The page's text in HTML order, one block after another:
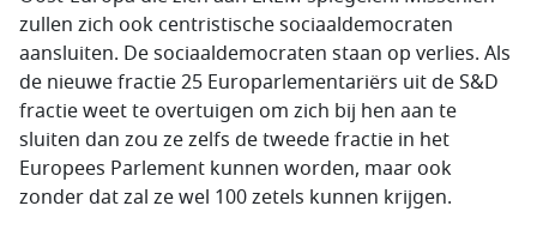
zullen zich ook centristische sociaaldemocraten
aansluiten. De sociaaldemocraten staan op verlies. Als
de nieuwe fractie 25 Europarlementariërs uit de S&D
fractie weet te overtuigen om zich bij hen aan te
sluiten dan zou ze zelfs de tweede fractie in het
Europees Parlement kunnen worden, maar ook
zonder dat zal ze wel 100 zetels kunnen krijgen.